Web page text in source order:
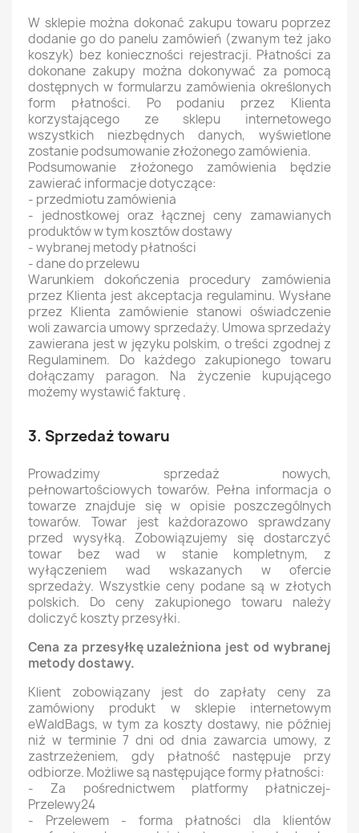
W sklepie można dokonać zakupu towaru poprzez
dodanie go do panelu zamówień (zwanym też jako
koszyk) bez konieczności rejestracji. Płatności za
dokonane zakupy można dokonywać za pomocą
dostępnych w formularzu zamówienia określonych
form płatności. Po podaniu przez Klienta
korzystającego ze sklepu internetowego
wszystkich niezbędnych danych, wyświetlone
zostanie podsumowanie złożonego zamówienia.
Podsumowanie złożonego zamówienia będzie
zawierać informacje dotyczące:
- przedmiotu zamówienia
- jednostkowej oraz łącznej ceny zamawianych
produktów w tym kosztów dostawy
- wybranej metody płatności
- dane do przelewu
Warunkiem dokończenia procedury zamówienia
przez Klienta jest akceptacja regulaminu. Wysłane
przez Klienta zamówienie stanowi oświadczenie
woli zawarcia umowy sprzedaży. Umowa sprzedaży
zawierana jest w języku polskim, o treści zgodnej z
Regulaminem. Do każdego zakupionego towaru
dołączamy paragon. Na życzenie kupującego
możemy wystawić fakturę .
3. Sprzedaż towaru
Prowadzimy sprzedaż nowych,
pełnowartościowych towarów. Pełna informacja o
towarze znajduje się w opisie poszczególnych
towarów. Towar jest każdorazowo sprawdzany
przed wysyłką. Zobowiązujemy się dostarczyć
towar bez wad w stanie kompletnym, z
wyłączeniem wad wskazanych w ofercie
sprzedaży. Wszystkie ceny podane są w złotych
polskich. Do ceny zakupionego towaru należy
doliczyć koszty przesyłki.
Cena za przesyłkę uzależniona jest od wybranej
metody dostawy.
Klient zobowiązany jest do zapłaty ceny za
zamówiony produkt w sklepie internetowym
eWaldBags, w tym za koszty dostawy, nie później
niż w terminie 7 dni od dnia zawarcia umowy, z
zastrzeżeniem, gdy płatność następuje przy
odbiorze. Możliwe są następujące formy płatności:
- Za pośrednictwem platformy płatniczej-
Przelewy24
- Przelewem - forma płatności dla klientów